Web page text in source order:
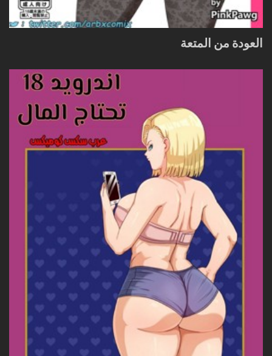
العودة من المتعة